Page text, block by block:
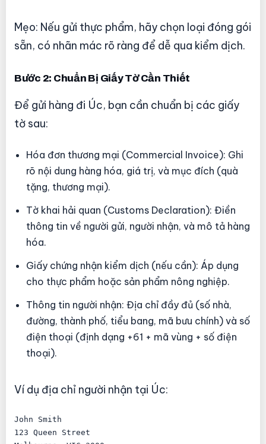
Mẹo: Nếu gửi thực phẩm, hãy chọn loại đóng gói
sẵn, có nhãn mác rõ ràng để dễ qua kiểm dịch.
Bước 2: Chuẩn Bị Giấy Tờ Cần Thiết
Để gửi hàng đi Úc, bạn cần chuẩn bị các giấy
tờ sau:
Hóa đơn thương mại (Commercial Invoice): Ghi
rõ nội dung hàng hóa, giá trị, và mục đích (quà
tặng, thương mại).
Tờ khai hải quan (Customs Declaration): Điền
thông tin về người gửi, người nhận, và mô tả hàng
hóa.
Giấy chứng nhận kiểm dịch (nếu cần): Áp dụng
cho thực phẩm hoặc sản phẩm nông nghiệp.
Thông tin người nhận: Địa chỉ đầy đủ (số nhà,
đường, thành phố, tiểu bang, mã bưu chính) và số
điện thoại (định dạng +61 + mã vùng + số điện
thoại).
Ví dụ địa chỉ người nhận tại Úc:
John Smith
123 Queen Street